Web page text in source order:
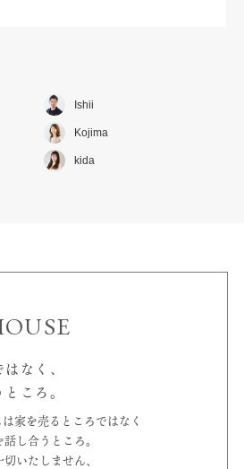
Ishii
Kojima
kida
なく、
ころ。
家を売るところではなく
し合うところ。
いたしません、